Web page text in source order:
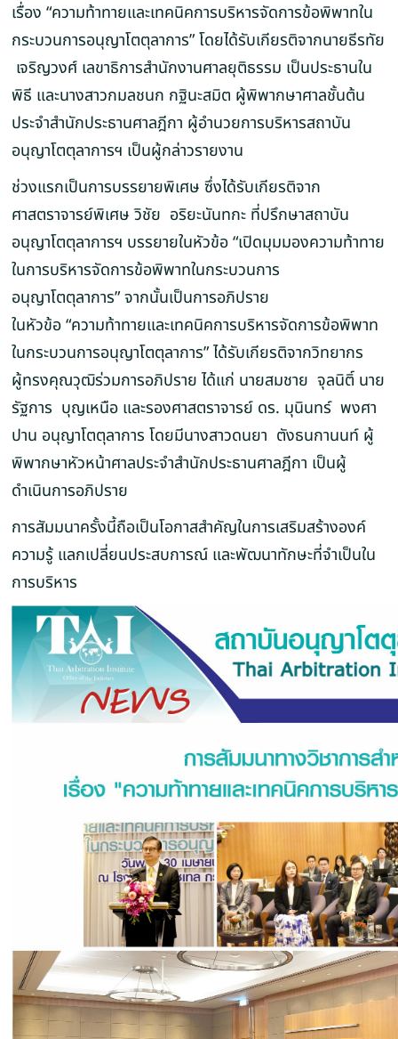
เรื่อง “ความท้าทายและเทคนิคการบริหารจัดการข้อพิพาทใน
กระบวนการอนุญาโตตุลาการ” โดยได้รับเกียรติจากนายธีรทัย
เจริญวงศ์ เลขาธิการสำนักงานศาลยุติธรรม เป็นประธานใน
พิธี และนางสาวกมลชนก กฐินะสมิต ผู้พิพากษาศาลชั้นต้น
ประจำสำนักประธานศาลฎีกา ผู้อำนวยการบริหารสถาบัน
อนุญาโตตุลาการฯ เป็นผู้กล่าวรายงาน
ช่วงแรกเป็นการบรรยายพิเศษ ซึ่งได้รับเกียรติจาก
ศาสตราจารย์พิเศษ วิชัย อริยะนันทกะ ที่ปรึกษาสถาบัน
อนุญาโตตุลาการฯ บรรยายในหัวข้อ “เปิดมุมมองความท้าทาย
ในการบริหารจัดการข้อพิพาทในกระบวนการ
อนุญาโตตุลาการ” จากนั้นเป็นการอภิปราย
ในหัวข้อ “ความท้าทายและเทคนิคการบริหารจัดการข้อพิพาท
ในกระบวนการอนุญาโตตุลาการ” ได้รับเกียรติจากวิทยากร
ผู้ทรงคุณวุฒิร่วมการอภิปราย ได้แก่ นายสมชาย จุลนิติ์ นาย
รัฐการ บุญเหนือ และรองศาสตราจารย์ ดร. มุนินทร์ พงศา
ปาน อนุญาโตตุลาการ โดยมีนางสาวดนยา ตังธนกานนท์ ผู้
พิพากษาหัวหน้าศาลประจำสำนักประธานศาลฎีกา เป็นผู้
ดำเนินการอภิปราย
การสัมมนาครั้งนี้ถือเป็นโอกาสสำคัญในการเสริมสร้างองค์
ความรู้ แลกเปลี่ยนประสบการณ์ และพัฒนาทักษะที่จำเป็นใน
การบริหาร